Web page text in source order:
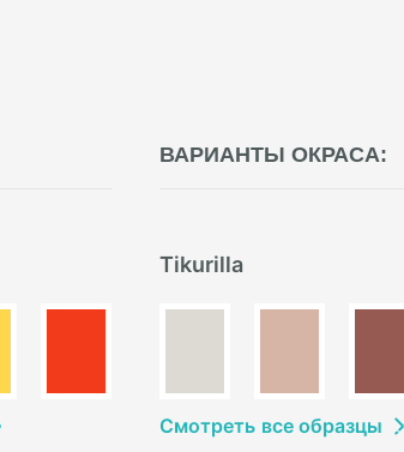
ВАРИАНТЫ ОКРАСА:
Tikurilla
Смотреть все образцы